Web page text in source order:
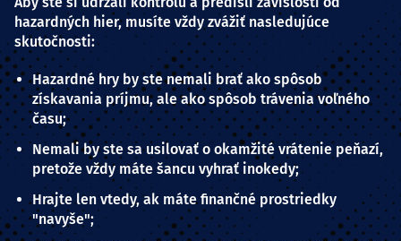
hazardných hier, musíte vždy zvážiť nasledujúce
skutočnosti:
Hazardné hry by ste nemali brať ako spôsob
získavania príjmu, ale ako spôsob trávenia voľného
času;
Nemali by ste sa usilovať o okamžité vrátenie peňazí,
pretože vždy máte šancu vyhrať inokedy;
Hrajte len vtedy, ak máte finančné prostriedky
"navyše";